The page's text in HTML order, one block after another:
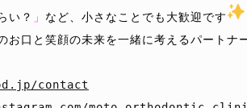
い？ 」 など、小さなことでも大歓迎です
お口と笑顔の未来を一緒に考えるパートナ
contact